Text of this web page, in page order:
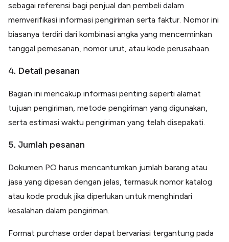
sebagai referensi bagi penjual dan pembeli dalam
memverifikasi informasi pengiriman serta faktur. Nomor ini
biasanya terdiri dari kombinasi angka yang mencerminkan
tanggal pemesanan, nomor urut, atau kode perusahaan.
4. Detail pesanan
Bagian ini mencakup informasi penting seperti alamat
tujuan pengiriman, metode pengiriman yang digunakan,
serta estimasi waktu pengiriman yang telah disepakati.
5. Jumlah pesanan
Dokumen PO harus mencantumkan jumlah barang atau
jasa yang dipesan dengan jelas, termasuk nomor katalog
atau kode produk jika diperlukan untuk menghindari
kesalahan dalam pengiriman.
Format purchase order dapat bervariasi tergantung pada